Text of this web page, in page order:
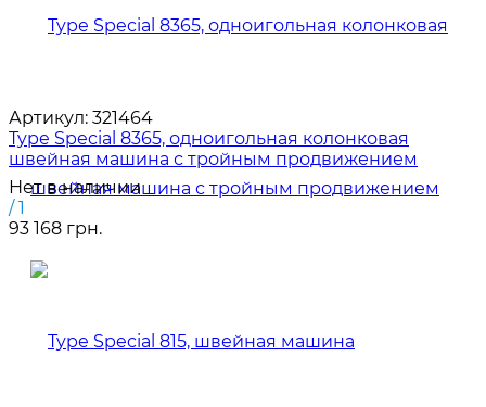
Артикул: 321464
Type Special 8365, одноигольная колонковая
швейная машина с тройным продвижением
Нет в наличии
/ 1
93 168 грн.